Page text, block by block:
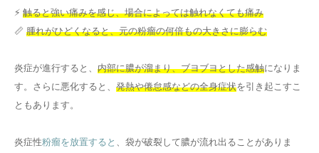
⚡ 触ると強い痛みを感じ、場合によっては触れなくても痛み
📏 腫れがひどくなると、元の粉瘤の何倍もの大きさに膨らむ
炎症が進行すると、 内部に膿が溜まり、ブヨブヨとした感触になりま
す。さらに悪化すると、 発熱や倦怠感などの全身症状を引き起こすこ
ともあります。
炎症性粉瘤を放置すると
、袋が破裂して膿が流れ出ることがありま